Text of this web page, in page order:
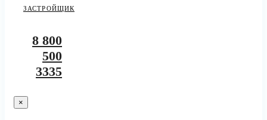
ЗАСТРОЙЩИК
8 800
500
3335
×